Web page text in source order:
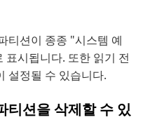
티션이 종종 "시스템 예
시됩니다. 또한 읽기 전
설정될 수 있습니다.
티션을 삭제할 수 있